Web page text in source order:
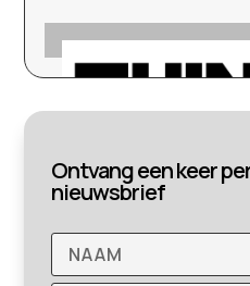
Ontvang een keer
nieuwsbrief